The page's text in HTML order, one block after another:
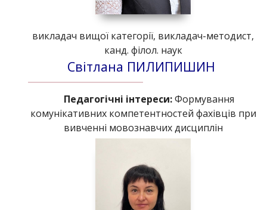
викладач вищої категорії, викладач-методист,
канд. філол. наук
Світлана ПИЛИПИШИН
Педагогічні інтереси:Формування
комунікативних компетентностей фахівців при
вивченні мовознавчих дисциплін